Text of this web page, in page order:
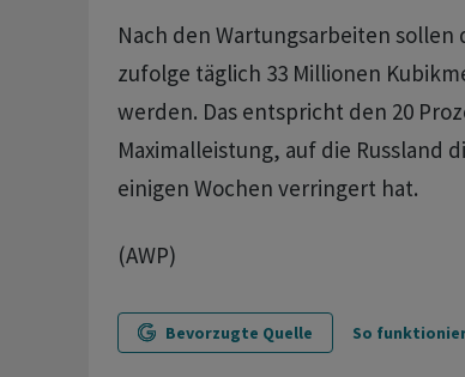
Nach den Wartungsarbeiten sollen
zufolge täglich 33 Millionen
werden. Das entspricht den 20
Maximalleistung, auf die Russland
einigen Wochen verringert hat.
(AWP)
Bevorzugte Quelle So